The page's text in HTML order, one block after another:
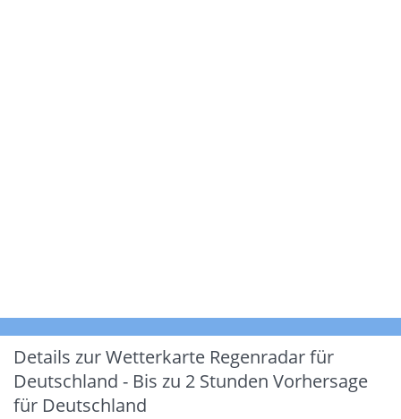
Details zur Wetterkarte Regenradar für
Deutschland - Bis zu 2 Stunden Vorhersage
für Deutschland